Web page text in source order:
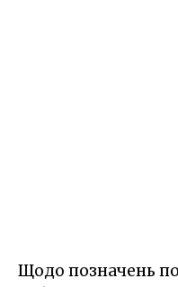
Щодо позначень